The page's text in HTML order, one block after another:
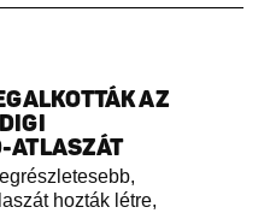
AZ
ATLASZÁT
hozták létre,